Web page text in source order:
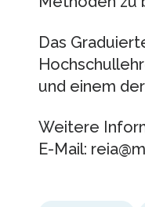
Das
und einem
Weitere
E-Mail: